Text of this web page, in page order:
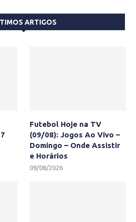
ARTIGOS
Futebol Hoje na TV
(09/08): Jogos Ao Vivo –
Domingo – Onde Assistir
e Horários
09/08/2026